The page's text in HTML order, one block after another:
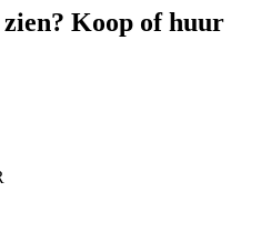
Koop of huur